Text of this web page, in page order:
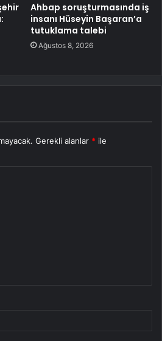
Ahbap soruşturmasında iş
insanı Hüseyin Başaran’a
tutuklama talebi
Ağustos 8, 2026
Gerekli alanlar * ile